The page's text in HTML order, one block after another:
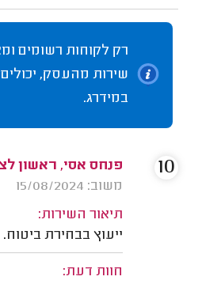
רק לקוחות רשומים
שירות מהעסק,
במידרג.
פנחס אסי, ראשון
משוב: 15/08/2024
תיאור השירות:
ייעוץ בבחירת ביטוח.
חוות דעת:
10